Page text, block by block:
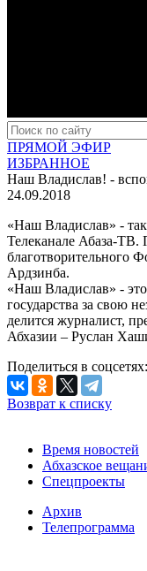
ПРЯМОЙ ЭФИР
ИЗБРАННОЕ
Наш Владислав! -
24.09.2018
«Наш Владислав» - так
Телеканале Абаза-ТВ.
благотворительного
Ардзинба.
«Наш Владислав» -
государства за свою
делится журналист,
Абхазии – Руслан
Поделиться в соцсетях:
Возврат к списку
Время новостей
Абхазское
Спецпроекты
Архив
Телепрограмма